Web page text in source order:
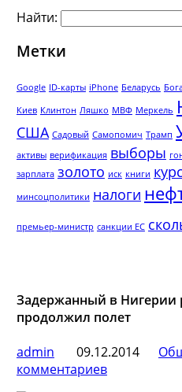
Найти:
Метки
Google ID-карты iPhone Беларусь
Киев Клинтон Ляшко МВФ Меркель
США Садовый Самопомич Трамп
активы верификация выборы
зарплата золото иск книги
минсоцполитики налоги
премьер-министр санкции ЕС
Задержанный в Нигерии
продолжил полет
admin
09.12.2014
комментариев